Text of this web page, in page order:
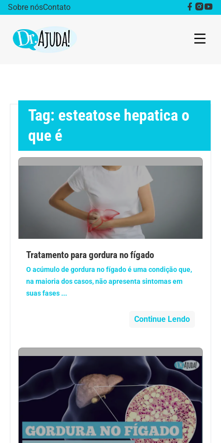
Sobre nósContato
Obesidade
Destaque
Bem estar
Saúde da mulher
Anestesia
Aparelho Digestivo
Cirurgia Plástica
Dengue
Tag: esteatose hepatica o
que é
Tratamento para gordura no fígado
O acúmulo de gordura no fígado é uma condição que,
na maioria dos casos, não apresenta sintomas em
suas fases ...
Continue Lendo